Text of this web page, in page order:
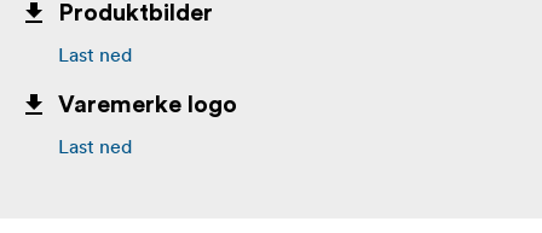
Produktbilder
Last ned
Varemerke logo
Last ned